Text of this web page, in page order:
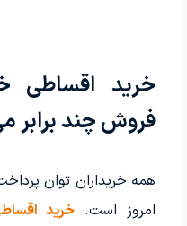
خرید اقساطی
فروش چند برابر
همه خریداران توان
امروز است.خرید